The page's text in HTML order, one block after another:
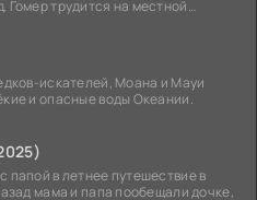
Гомер трудится на местной
искателей, Моана и Мауи
и опасные воды Океании.
папой в летнее путешествие в
мама и папа пообещали дочке,